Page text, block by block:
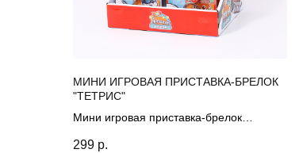
МИНИ ИГРОВАЯ ПРИСТАВКА-БРЕЛОК
"ТЕТРИС"
Мини игровая приставка-брелок
299 р.